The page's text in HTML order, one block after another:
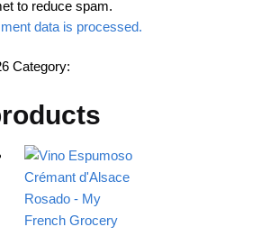
to reduce spam.
data is processed.
Category: